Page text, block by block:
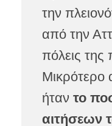
την
από την
πόλεις της
Μικρότερο
ήταν το
αιτήσεων